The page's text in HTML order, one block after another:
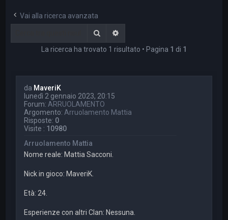
Vai alla ricerca avanzata
Cerca
La ricerca ha trovato 1 risultato • Pagina 1 di 1
da MaveriK
lunedì 2 gennaio 2023, 20:15
Forum: ARRUOLAMENTO
Argomento: Arruolamento Mattia
Risposte: 0
Visite : 10980
Arruolamento Mattia
Nome reale: Mattia Sacconi.
Nick in gioco: MaveriK.
Età: 24.
Esperienze con altri Clan: Nessuna.